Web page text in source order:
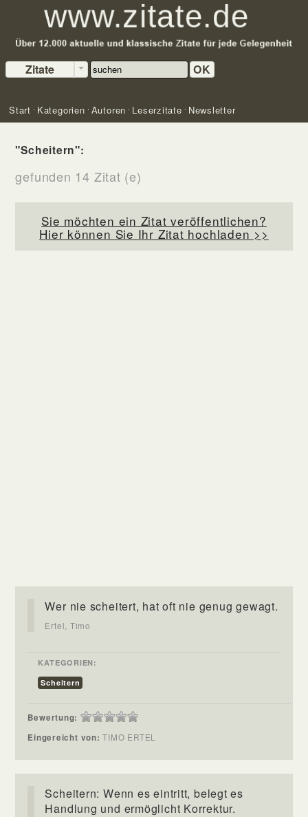
Zitate OK
Start Kategorien Autoren Leserzitate Newsletter
"Scheitern":
gefunden 14 Zitat (e)
Sie möchten ein Zitat veröffentlichen?
Hier können Sie Ihr Zitat hochladen >>
Wer nie scheitert, hat oft nie genug gewagt.
Ertel, Timo
KATEGORIEN:
Scheitern
Bewertung:
Eingereicht von:TIMO ERTEL
Scheitern: Wenn es eintritt, belegt es
Handlung und ermöglicht Korrektur.